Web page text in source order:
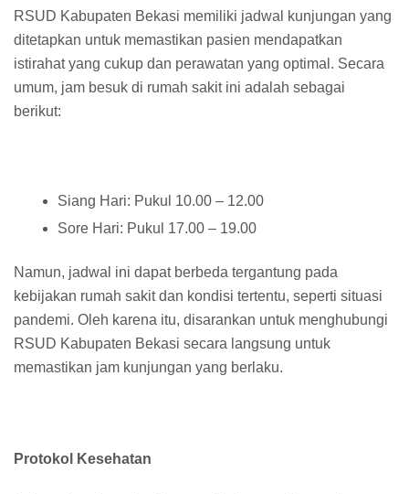
RSUD Kabupaten Bekasi memiliki jadwal kunjungan yang
ditetapkan untuk memastikan pasien mendapatkan
istirahat yang cukup dan perawatan yang optimal. Secara
umum, jam besuk di rumah sakit ini adalah sebagai
berikut:
Siang Hari: Pukul 10.00 – 12.00
Sore Hari: Pukul 17.00 – 19.00
Namun, jadwal ini dapat berbeda tergantung pada
kebijakan rumah sakit dan kondisi tertentu, seperti situasi
pandemi. Oleh karena itu, disarankan untuk menghubungi
RSUD Kabupaten Bekasi secara langsung untuk
memastikan jam kunjungan yang berlaku.
Protokol Kesehatan